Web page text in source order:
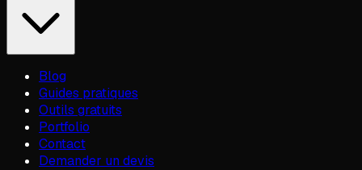
Blog
Guides pratiques
Outils gratuits
Portfolio
Contact
Demander un devis